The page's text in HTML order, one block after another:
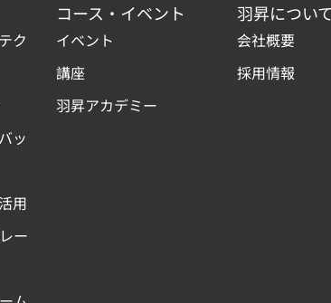
ク
ッ
用
ー
コース・イベント
イベント
講座
羽昇アカデミー
羽昇について
会社概要
採用情報